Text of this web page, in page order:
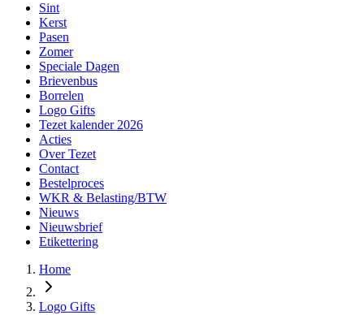
Sint
Kerst
Pasen
Zomer
Speciale Dagen
Brievenbus
Borrelen
Logo Gifts
Tezet kalender 2026
Acties
Over Tezet
Contact
Bestelproces
WKR & Belasting/BTW
Nieuws
Nieuwsbrief
Etikettering
Home
Logo Gifts